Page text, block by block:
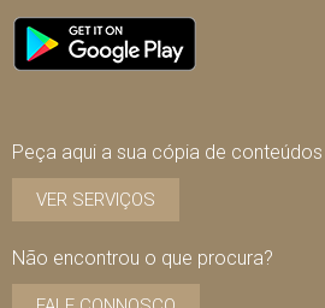
Peça aqui a sua cópia de
VER SERVIÇOS
Não encontrou o que procura?